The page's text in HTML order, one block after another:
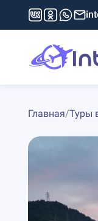
Главная/Туры